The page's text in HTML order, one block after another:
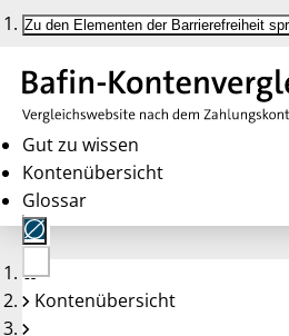
Zu den Elementen der Barrierefreiheit
Gut zu wissen
Kontenübersicht
Glossar
Keine
Konten
Kontenübersicht